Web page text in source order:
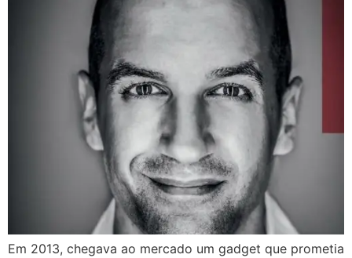
Em 2013, chegava ao mercado um gadget que prometia